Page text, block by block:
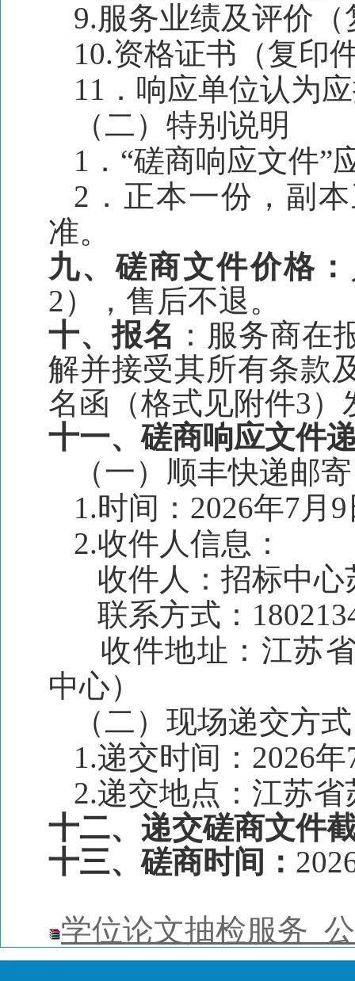
9.服务业绩及评价
10.资格证书（复印
11．响应单位认为
（二）特别说明
1．“磋商响应文件”
2．正本一份，副
准。
九、磋商文件价格：
2），售后不退。
十、报名 ：服务商在
解并接受其所有条款
名函（格式见附件3）
十一、磋商响应文件
（一）顺丰快递邮
1.时间：2026年7月
2.收件人信息：
收件人：招标中心
联系方式：
收件地址：江苏
中心）
（二）现场递交方式
1.递交时间：2026
2.递交地点：江苏
十二、递交磋商文件
十三、磋商时间：
学位论文抽检服务